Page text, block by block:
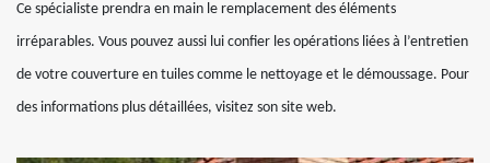
Ce spécialiste prendra en main le remplacement des éléments
irréparables. Vous pouvez aussi lui confier les opérations liées à l’entretien
de votre couverture en tuiles comme le nettoyage et le démoussage. Pour
des informations plus détaillées, visitez son site web.